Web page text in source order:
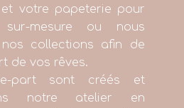
votre papeterie pour
mesure ou nous
nos collections afin de
de vos rêves.
part sont créés et
notre atelier en